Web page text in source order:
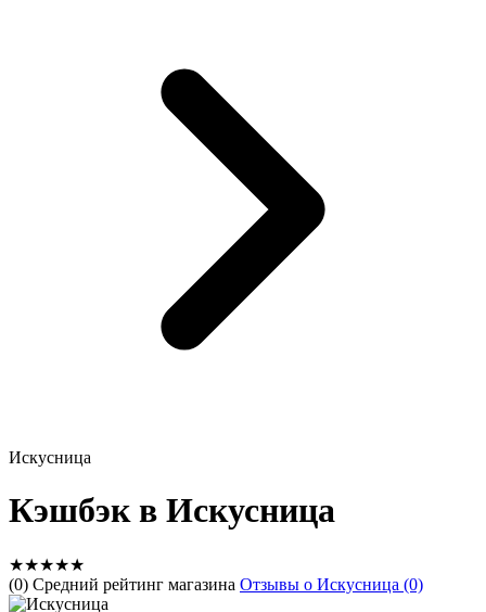
Искусница
Кэшбэк в Искусница
★★★★★
(0) Средний рейтинг магазина Отзывы о Искусница (0)